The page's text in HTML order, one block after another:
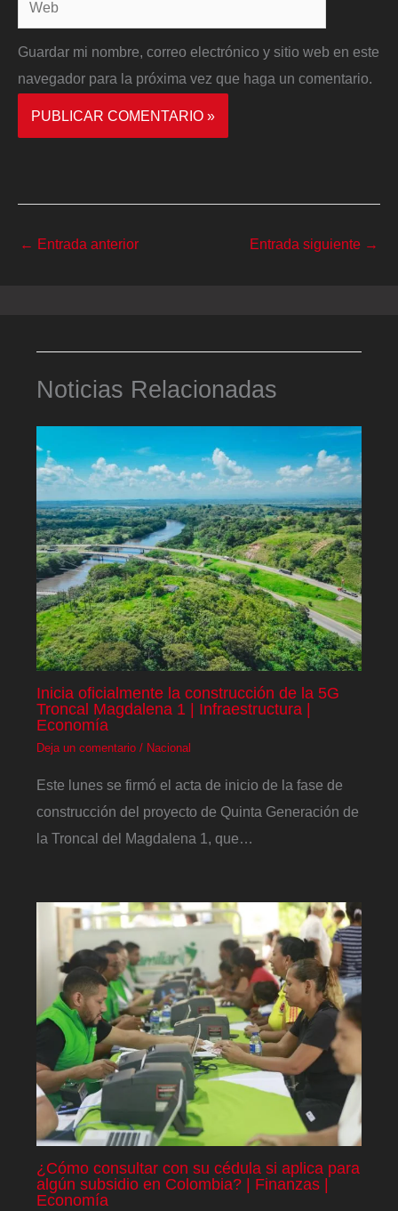
Guardar mi nombre, correo electrónico y sitio web en este
navegador para la próxima vez que haga un comentario.
← Entrada anterior Entrada siguiente →
Noticias Relacionadas
Inicia oficialmente la construcción de la 5G
Troncal Magdalena 1 | Infraestructura |
Economía
Deja un comentario / Nacional
Este lunes se firmó el acta de inicio de la fase de
construcción del proyecto de Quinta Generación de
la Troncal del Magdalena 1, que…
¿Cómo consultar con su cédula si aplica para
algún subsidio en Colombia? | Finanzas |
Economía